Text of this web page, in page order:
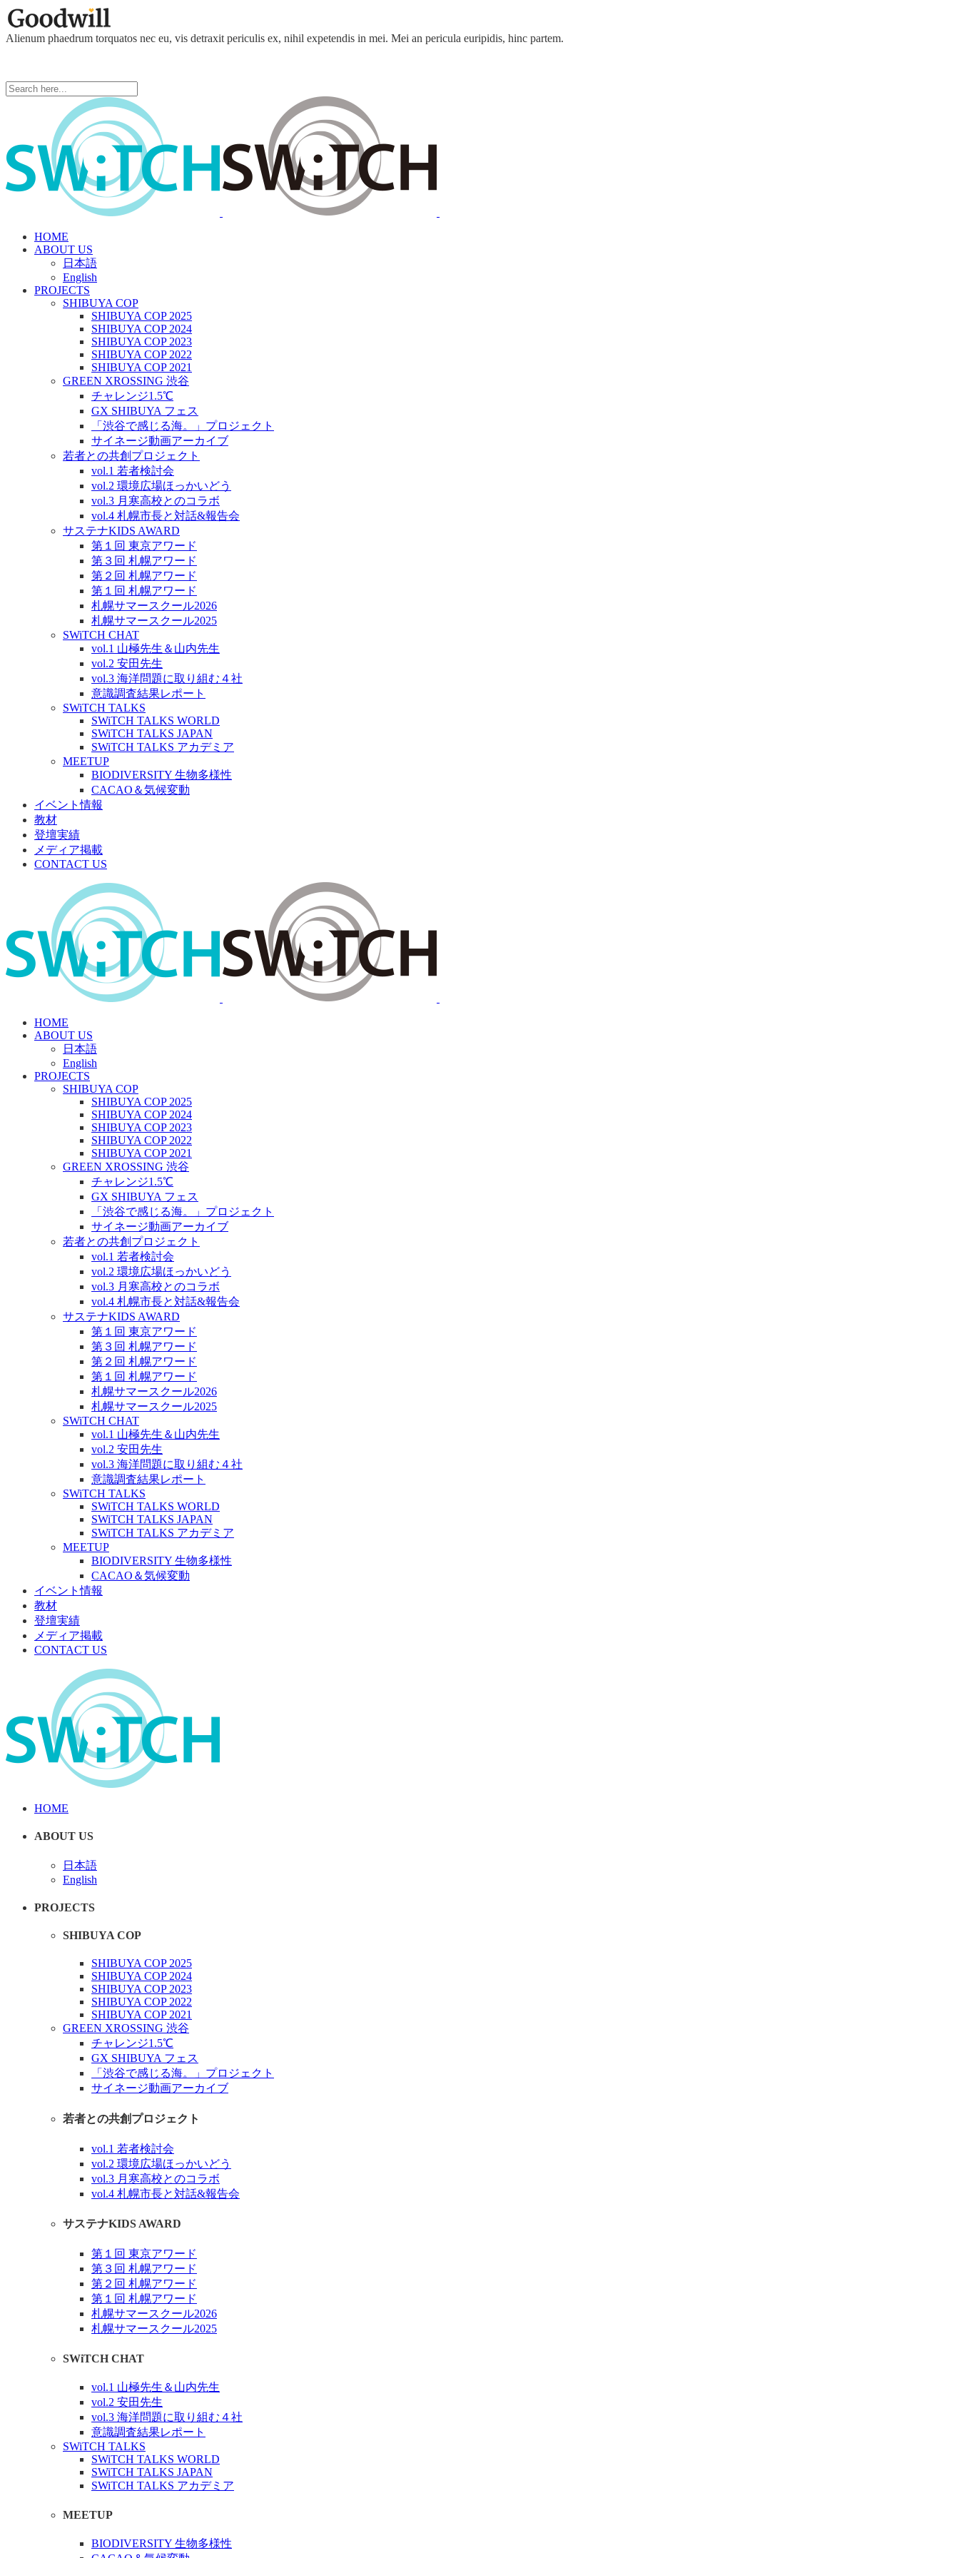
Alienum phaedrum torquatos nec eu, vis detraxit periculis ex, nihil expetendis in mei. Mei an pericula euripidis, hinc partem.
HOME
ABOUT US
日本語
English
PROJECTS
SHIBUYA COP
SHIBUYA COP 2025
SHIBUYA COP 2024
SHIBUYA COP 2023
SHIBUYA COP 2022
SHIBUYA COP 2021
GREEN XROSSING 渋谷
チャレンジ1.5℃
GX SHIBUYA フェス
「渋谷で感じる海。」プロジェクト
サイネージ動画アーカイブ
若者との共創プロジェクト
vol.1 若者検討会
vol.2 環境広場ほっかいどう
vol.3 月寒高校とのコラボ
vol.4 札幌市長と対話&報告会
サステナKIDS AWARD
第１回 東京アワード
第３回 札幌アワード
第２回 札幌アワード
第１回 札幌アワード
札幌サマースクール2026
札幌サマースクール2025
SWiTCH CHAT
vol.1 山極先生＆山内先生
vol.2 安田先生
vol.3 海洋問題に取り組む４社
意識調査結果レポート
SWiTCH TALKS
SWiTCH TALKS WORLD
SWiTCH TALKS JAPAN
SWiTCH TALKS アカデミア
MEETUP
BIODIVERSITY 生物多様性
CACAO＆気候変動
イベント情報
教材
登壇実績
メディア掲載
CONTACT US
HOME
ABOUT US
日本語
English
PROJECTS
SHIBUYA COP
SHIBUYA COP 2025
SHIBUYA COP 2024
SHIBUYA COP 2023
SHIBUYA COP 2022
SHIBUYA COP 2021
GREEN XROSSING 渋谷
チャレンジ1.5℃
GX SHIBUYA フェス
「渋谷で感じる海。」プロジェクト
サイネージ動画アーカイブ
若者との共創プロジェクト
vol.1 若者検討会
vol.2 環境広場ほっかいどう
vol.3 月寒高校とのコラボ
vol.4 札幌市長と対話&報告会
サステナKIDS AWARD
第１回 東京アワード
第３回 札幌アワード
第２回 札幌アワード
第１回 札幌アワード
札幌サマースクール2026
札幌サマースクール2025
SWiTCH CHAT
vol.1 山極先生＆山内先生
vol.2 安田先生
vol.3 海洋問題に取り組む４社
意識調査結果レポート
SWiTCH TALKS
SWiTCH TALKS WORLD
SWiTCH TALKS JAPAN
SWiTCH TALKS アカデミア
MEETUP
BIODIVERSITY 生物多様性
CACAO＆気候変動
イベント情報
教材
登壇実績
メディア掲載
CONTACT US
HOME
ABOUT US
日本語
English
PROJECTS
SHIBUYA COP
SHIBUYA COP 2025
SHIBUYA COP 2024
SHIBUYA COP 2023
SHIBUYA COP 2022
SHIBUYA COP 2021
GREEN XROSSING 渋谷
チャレンジ1.5℃
GX SHIBUYA フェス
「渋谷で感じる海。」プロジェクト
サイネージ動画アーカイブ
若者との共創プロジェクト
vol.1 若者検討会
vol.2 環境広場ほっかいどう
vol.3 月寒高校とのコラボ
vol.4 札幌市長と対話&報告会
サステナKIDS AWARD
第１回 東京アワード
第３回 札幌アワード
第２回 札幌アワード
第１回 札幌アワード
札幌サマースクール2026
札幌サマースクール2025
SWiTCH CHAT
vol.1 山極先生＆山内先生
vol.2 安田先生
vol.3 海洋問題に取り組む４社
意識調査結果レポート
SWiTCH TALKS
SWiTCH TALKS WORLD
SWiTCH TALKS JAPAN
SWiTCH TALKS アカデミア
MEETUP
BIODIVERSITY 生物多様性